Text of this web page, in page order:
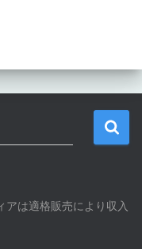
は適格販売により収入